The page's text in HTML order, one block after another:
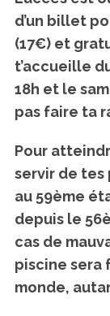
d’un billet
(17€) et
t’accueille
18h et le
pas faire ta
Pour
servir de tes
au 59ème
depuis le
cas de
piscine sera
monde,